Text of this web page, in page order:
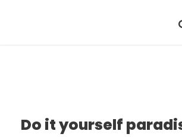
Do it yourself